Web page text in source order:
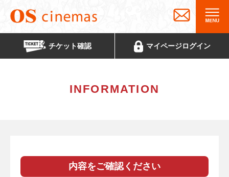
チケット確認 マイページログイン
INFORMATION
内容をご確認ください